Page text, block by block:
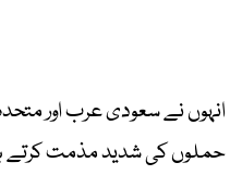
انہوں نے سعودی عرب اور
حملوں کی شدید مذمت کرتے